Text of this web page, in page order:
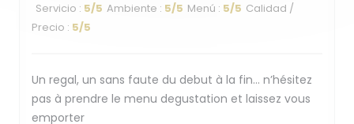
Servicio : 5/5 Ambiente : 5/5 Menú : 5/5 Calidad /
Precio : 5/5
Un regal, un sans faute du debut à la fin… n’hésitez
pas à prendre le menu degustation et laissez vous
emporter